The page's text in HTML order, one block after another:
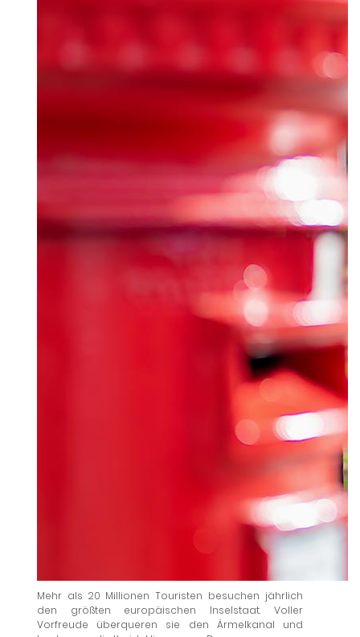
Mehr als 20 Millionen Touristen besuchen jährlich
den größten europäischen Inselstaat. Voller
Vorfreude überqueren sie den Ärmelkanal und